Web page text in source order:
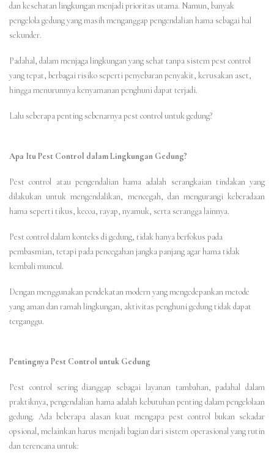
dan kesehatan lingkungan menjadi prioritas utama. Namun, banyak
pengelola gedung yang masih menganggap pengendalian hama sebagai hal
sekunder.
Padahal, dalam menjaga lingkungan yang sehat tanpa sistem pest control
yang tepat, berbagai risiko seperti penyebaran penyakit, kerusakan aset,
hingga menurunnya kenyamanan penghuni dapat terjadi.
Lalu seberapa penting sebenarnya pest control untuk gedung?
Apa Itu Pest Control dalam Lingkungan Gedung?
Pest control atau pengendalian hama adalah serangkaian tindakan yang
dilakukan untuk mengendalikan, mencegah, dan mengurangi keberadaan
hama seperti tikus, kecoa, rayap, nyamuk, serta serangga lainnya.
Pest control dalam konteks di gedung, tidak hanya berfokus pada
pembasmian, tetapi pada pencegahan jangka panjang agar hama tidak
kembali muncul.
Dengan menggunakan pendekatan modern yang mengedepankan metode
yang aman dan ramah lingkungan, aktivitas penghuni gedung tidak dapat
terganggu.
Pentingnya Pest Control untuk Gedung
Pest control sering dianggap sebagai layanan tambahan, padahal dalam
praktiknya, pengendalian hama adalah kebutuhan penting dalam pengelolaan
gedung. Ada beberapa alasan kuat mengapa pest control bukan sekadar
opsional, melainkan harus menjadi bagian dari sistem operasional yang rutin
dan terencana untuk: